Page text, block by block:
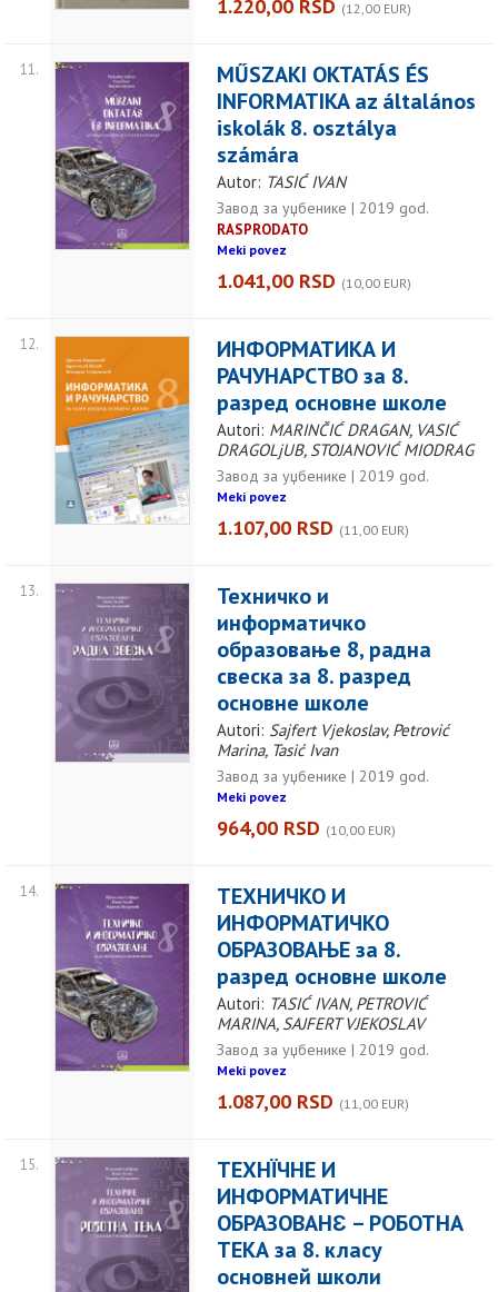
1.220,00 RSD (12,00 EUR)
11.
MŰSZAKI OKTATÁS ÉS
INFORMATIKA az általános
iskolák 8. osztálya
számára
Autor: TASIĆ IVAN
Завод за уџбенике | 2019 god.
RASPRODATO
Meki povez
1.041,00 RSD (10,00 EUR)
12.
ИНФОРМАТИКА И
РАЧУНАРСТВО за 8.
разред основне школе
Autori: MARINČIĆ DRAGAN, VASIĆ
DRAGOLjUB, STOJANOVIĆ MIODRAG
Завод за уџбенике | 2019 god.
Meki povez
1.107,00 RSD (11,00 EUR)
13.
Техничко и
информатичко
образовање 8, радна
свеска за 8. разред
основне школе
Autori: Sajfert Vjekoslav, Petrović
Marina, Tasić Ivan
Завод за уџбенике | 2019 god.
Meki povez
964,00 RSD (10,00 EUR)
14.
ТЕХНИЧКО И
ИНФОРМАТИЧКО
ОБРАЗОВАЊЕ за 8.
разред основне школе
Autori: TASIĆ IVAN, PETROVIĆ
MARINA, SAJFERT VJEKOSLAV
Завод за уџбенике | 2019 god.
Meki povez
1.087,00 RSD (11,00 EUR)
15.
ТЕХНÏЧНЕ И
ИНФОРМАТИЧНЕ
ОБРАЗОВАНƐ – РОБОТНА
ТЕКА за 8. класу
основней школи